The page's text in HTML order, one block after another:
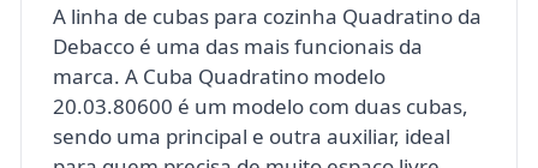
A linha de cubas para cozinha Quadratino da
Debacco é uma das mais funcionais da
marca. A Cuba Quadratino modelo
20.03.80600 é um modelo com duas cubas,
sendo uma principal e outra auxiliar, ideal